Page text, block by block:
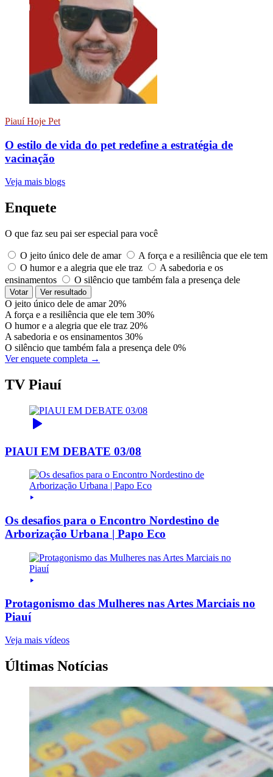
Piauí Hoje Pet
O estilo de vida do pet redefine a estratégia de
vacinação
Veja mais blogs
Enquete
O que faz seu pai ser especial para você
O jeito único dele de amar
A força e a resiliência que ele tem
O humor e a alegria que ele traz
A sabedoria e os
ensinamentos
O silêncio que também fala a presença dele
Votar Ver resultado
O jeito único dele de amar 20%
A força e a resiliência que ele tem 30%
O humor e a alegria que ele traz 20%
A sabedoria e os ensinamentos 30%
O silêncio que também fala a presença dele 0%
Ver enquete completa →
TV Piauí
PIAUI EM DEBATE 03/08
Os desafios para o Encontro Nordestino de
Arborização Urbana | Papo Eco
Protagonismo das Mulheres nas Artes Marciais no
Piauí
Veja mais vídeos
Últimas Notícias